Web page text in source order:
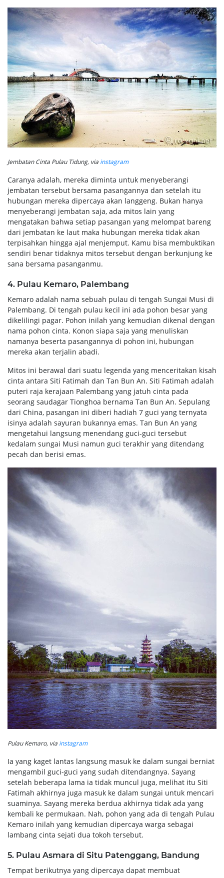
Jembatan Cinta Pulau Tidung, via instagram
Caranya adalah, mereka diminta untuk menyeberangi
jembatan tersebut bersama pasangannya dan setelah itu
hubungan mereka dipercaya akan langgeng. Bukan hanya
menyeberangi jembatan saja, ada mitos lain yang
mengatakan bahwa setiap pasangan yang melompat bareng
dari jembatan ke laut maka hubungan mereka tidak akan
terpisahkan hingga ajal menjemput. Kamu bisa membuktikan
sendiri benar tidaknya mitos tersebut dengan berkunjung ke
sana bersama pasanganmu.
4. Pulau Kemaro, Palembang
Kemaro adalah nama sebuah pulau di tengah Sungai Musi di
Palembang. Di tengah pulau kecil ini ada pohon besar yang
dikelilingi pagar. Pohon inilah yang kemudian dikenal dengan
nama pohon cinta. Konon siapa saja yang menuliskan
namanya beserta pasangannya di pohon ini, hubungan
mereka akan terjalin abadi.
Mitos ini berawal dari suatu legenda yang menceritakan kisah
cinta antara Siti Fatimah dan Tan Bun An. Siti Fatimah adalah
puteri raja kerajaan Palembang yang jatuh cinta pada
seorang saudagar Tionghoa bernama Tan Bun An. Sepulang
dari China, pasangan ini diberi hadiah 7 guci yang ternyata
isinya adalah sayuran bukannya emas. Tan Bun An yang
mengetahui langsung menendang guci-guci tersebut
kedalam sungai Musi namun guci terakhir yang ditendang
pecah dan berisi emas.
Pulau Kemaro, via instagram
Ia yang kaget lantas langsung masuk ke dalam sungai berniat
mengambil guci-guci yang sudah ditendangnya. Sayang
setelah beberapa lama ia tidak muncul juga, melihat itu Siti
Fatimah akhirnya juga masuk ke dalam sungai untuk mencari
suaminya. Sayang mereka berdua akhirnya tidak ada yang
kembali ke permukaan. Nah, pohon yang ada di tengah Pulau
Kemaro inilah yang kemudian dipercaya warga sebagai
lambang cinta sejati dua tokoh tersebut.
5. Pulau Asmara di Situ Patenggang, Bandung
Tempat berikutnya yang dipercaya dapat membuat